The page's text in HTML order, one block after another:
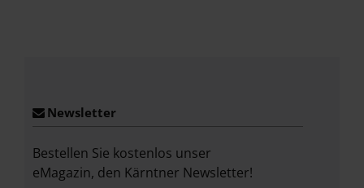
Newsletter
Bestellen Sie kostenlos unser
eMagazin, den Kärntner Newsletter!